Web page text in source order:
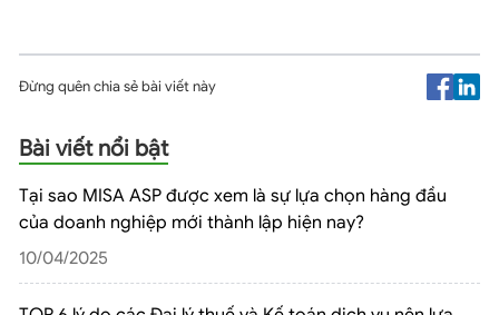
Đừng quên chia sẻ bài viết này
Bài viết nổi bật
Tại sao MISA ASP được xem là sự lựa chọn hàng đầu
của doanh nghiệp mới thành lập hiện nay?
10/04/2025